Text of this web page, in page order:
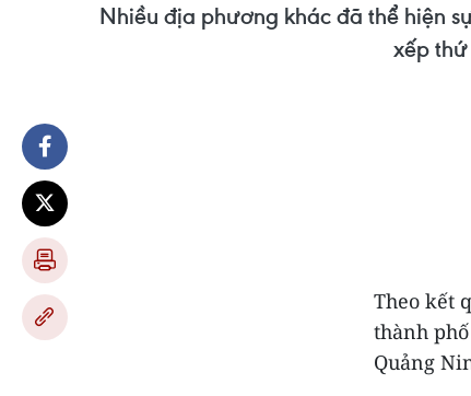
Nhiều địa phương khác đã thể hiện
xếp thứ
Theo kết
thành
Quảng